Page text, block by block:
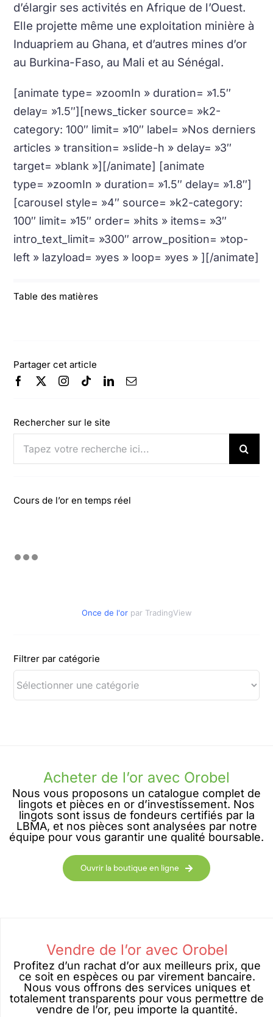
Table des matières
Partager cet article
Rechercher sur le site
Cours de l’or en temps réel
Once de l'or par TradingView
Filtrer par catégorie
d’élargir ses activités en Afrique de l’Ouest.
Elle projette même une exploitation minière à
Induapriem au Ghana, et d’autres mines d’or
au Burkina-Faso, au Mali et au Sénégal.
[animate type= »zoomIn » duration= »1.5″
delay= »1.5″][news_ticker source= »k2-
category: 100″ limit= »10″ label= »Nos derniers
articles » transition= »slide-h » delay= »3″
target= »blank »][/animate] [animate
type= »zoomIn » duration= »1.5″ delay= »1.8″]
[carousel style= »4″ source= »k2-category:
100″ limit= »15″ order= »hits » items= »3″
intro_text_limit= »300″ arrow_position= »top-
left » lazyload= »yes » loop= »yes » ][/animate]
Acheter de l’or avec Orobel
Nous vous proposons un catalogue complet de
lingots et pièces en or d’investissement. Nos
lingots sont issus de fondeurs certifiés par la
LBMA, et nos pièces sont analysées par notre
équipe pour vous garantir une qualité boursable.
Ouvrir la boutique en ligne
Vendre de l’or avec Orobel
Profitez d’un rachat d’or aux meilleurs prix, que
ce soit en espèces ou par virement bancaire.
Nous vous offrons des services uniques et
totalement transparents pour vous permettre de
vendre de l’or, peu importe la quantité.